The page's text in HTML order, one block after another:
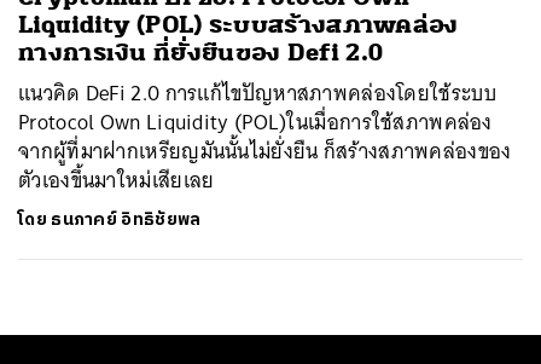
Liquidity (POL) ระบบสร้างสภาพคล่อง
ทางการเงิน ที่ยั่งยืนของ Defi 2.0
แนวคิด DeFi 2.0 การแก้ไขปัญหาสภาพคล่องโดยใช้ระบบ
Protocol Own Liquidity (POL)ในเมื่อการใช้สภาพคล่อง
จากผู้ที่มาฝากเหรียญมันนั้นไม่ยั่งยืน ก็สร้างสภาพคล่องของ
ตัวเองขึ้นมาใหม่เสียเลย
โดย ธนภาคย์ อิทธิชัยพล